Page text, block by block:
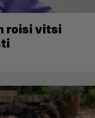
roisi vitsi